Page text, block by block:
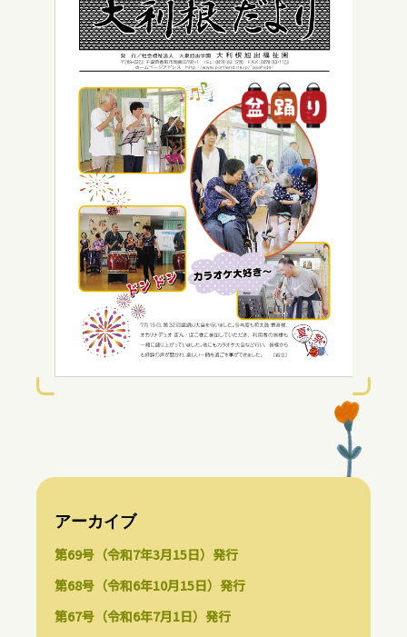
アーカイブ
第69号（令和7年3月15日）発行
第68号（令和6年10月15日）発行
第67号（令和6年7月1日）発行